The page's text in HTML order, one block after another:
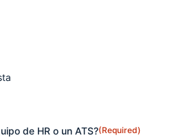
de HR o un ATS?(Required)